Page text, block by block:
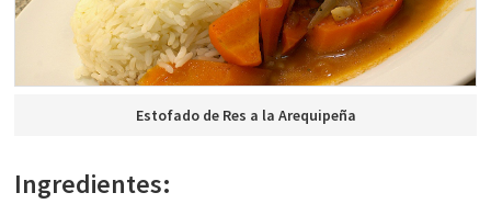
Estofado de Res a la Arequipeña
Ingredientes: